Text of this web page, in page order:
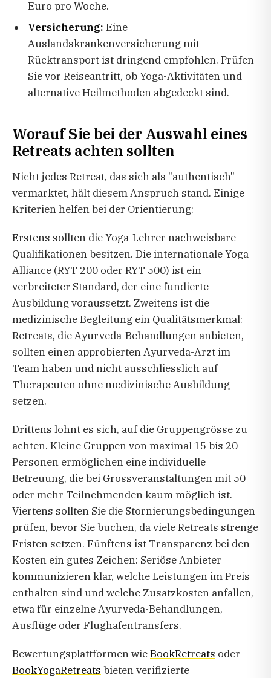
Euro pro Woche.
Versicherung: Eine
Auslandskrankenversicherung mit
Rücktransport ist dringend empfohlen. Prüfen
Sie vor Reiseantritt, ob Yoga-Aktivitäten und
alternative Heilmethoden abgedeckt sind.
Worauf Sie bei der Auswahl eines
Retreats achten sollten
Nicht jedes Retreat, das sich als "authentisch"
vermarktet, hält diesem Anspruch stand. Einige
Kriterien helfen bei der Orientierung:
Erstens sollten die Yoga-Lehrer nachweisbare
Qualifikationen besitzen. Die internationale Yoga
Alliance (RYT 200 oder RYT 500) ist ein
verbreiteter Standard, der eine fundierte
Ausbildung voraussetzt. Zweitens ist die
medizinische Begleitung ein Qualitätsmerkmal:
Retreats, die Ayurveda-Behandlungen anbieten,
sollten einen approbierten Ayurveda-Arzt im
Team haben und nicht ausschliesslich auf
Therapeuten ohne medizinische Ausbildung
setzen.
Drittens lohnt es sich, auf die Gruppengrösse zu
achten. Kleine Gruppen von maximal 15 bis 20
Personen ermöglichen eine individuelle
Betreuung, die bei Grossveranstaltungen mit 50
oder mehr Teilnehmenden kaum möglich ist.
Viertens sollten Sie die Stornierungsbedingungen
prüfen, bevor Sie buchen, da viele Retreats strenge
Fristen setzen. Fünftens ist Transparenz bei den
Kosten ein gutes Zeichen: Seriöse Anbieter
kommunizieren klar, welche Leistungen im Preis
enthalten sind und welche Zusatzkosten anfallen,
etwa für einzelne Ayurveda-Behandlungen,
Ausflüge oder Flughafentransfers.
Bewertungsplattformen wieBookRetreats oder
BookYogaRetreats bieten verifizierte